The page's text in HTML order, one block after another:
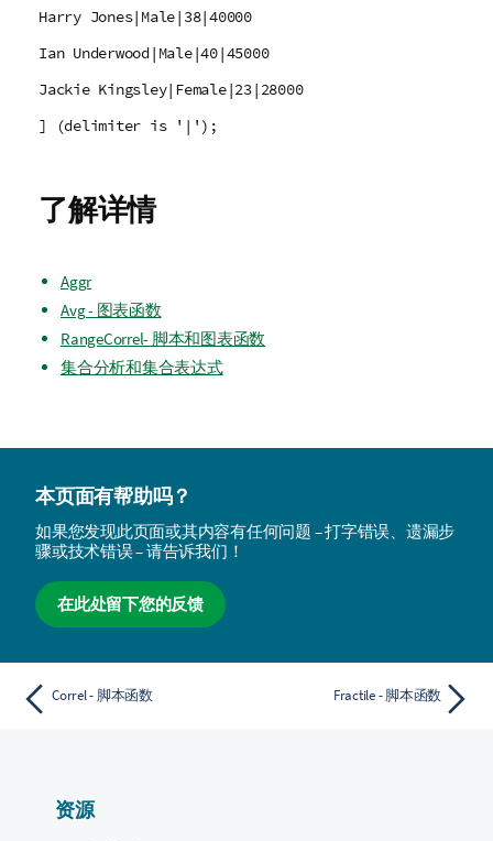
Harry Jones|Male|38|40000
Ian Underwood|Male|40|45000
Jackie Kingsley|Female|23|28000
] (delimiter is '|');
了解详情
Aggr
Avg - 图表函数
RangeCorrel- 脚本和图表函数
集合分析和集合表达式
本页面有帮助吗？
如果您发现此页面或其内容有任何问题 – 打字错误、遗漏步
骤或技术错误 – 请告诉我们！
在此处留下您的反馈
Correl - 脚本函数 Fractile - 脚本函数
资源